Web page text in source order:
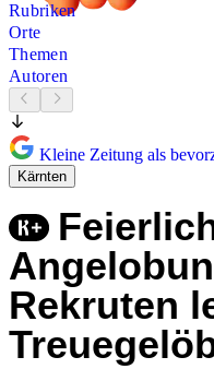
Rubriken
Orte
Themen
Autoren
Kleine Zeitung als
Kärnten
Rekruten